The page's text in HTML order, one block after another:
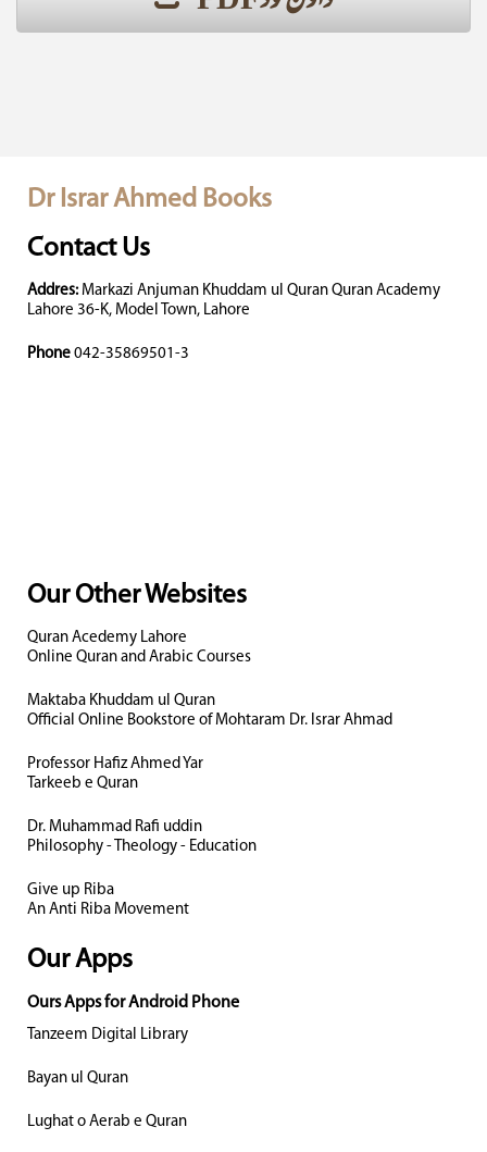
Dr Israr Ahmed Books
Contact Us
Addres: Markazi Anjuman Khuddam ul Quran Quran Academy
Lahore 36-K, Model Town, Lahore
Phone 042-35869501-3
Our Other Websites
Quran Acedemy Lahore
Online Quran and Arabic Courses
Maktaba Khuddam ul Quran
Official Online Bookstore of Mohtaram Dr. Israr Ahmad
Professor Hafiz Ahmed Yar
Tarkeeb e Quran
Dr. Muhammad Rafi uddin
Philosophy - Theology - Education
Give up Riba
An Anti Riba Movement
Our Apps
Ours Apps for Android Phone
Tanzeem Digital Library
Bayan ul Quran
Lughat o Aerab e Quran